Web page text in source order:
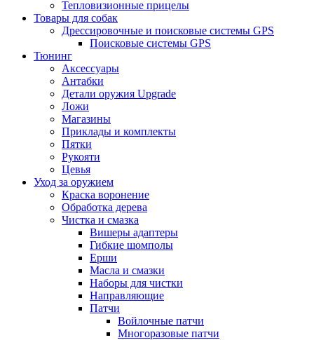
Тепловизионные прицелы
Товары для собак
Дрессировочные и поисковые системы GPS
Поисковые системы GPS
Тюнинг
Аксессуары
Антабки
Детали оружия Upgrade
Ложи
Магазины
Приклады и комплекты
Пятки
Рукояти
Цевья
Уход за оружием
Краска воронение
Обработка дерева
Чистка и смазка
Вишеры адаптеры
Гибкие шомполы
Ерши
Масла и смазки
Наборы для чистки
Направляющие
Патчи
Войлочные патчи
Многоразовые патчи